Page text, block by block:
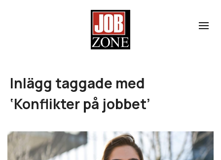
Inlägg taggade med
‘Konflikter på jobbet’